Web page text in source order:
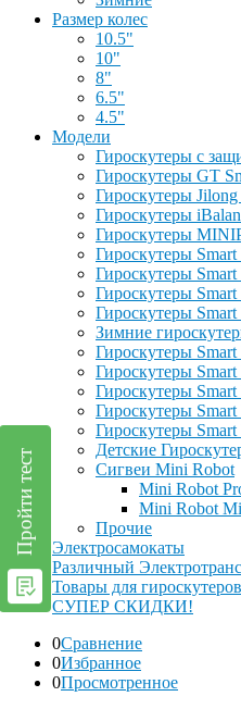
Размер колес
10.5"
10"
8"
6.5"
4.5"
Модели
Гироскутеры с
Гироскутеры GT
Гироскутеры Jilong
Гироскутеры
Гироскутеры
Гироскутеры
Гироскутеры
Гироскутеры
Гироскутеры
Зимние
Гироскутеры
Гироскутеры
Гироскутеры
Гироскутеры
Гироскутеры
Детские
Сигвеи Mini Robot
Mini Robot
Mini Robot
Прочие
Электросамокаты
Различный
Товары для гироскутеров
СУПЕР СКИДКИ!
0Сравнение
0Избранное
0Просмотренное
Пройти тест